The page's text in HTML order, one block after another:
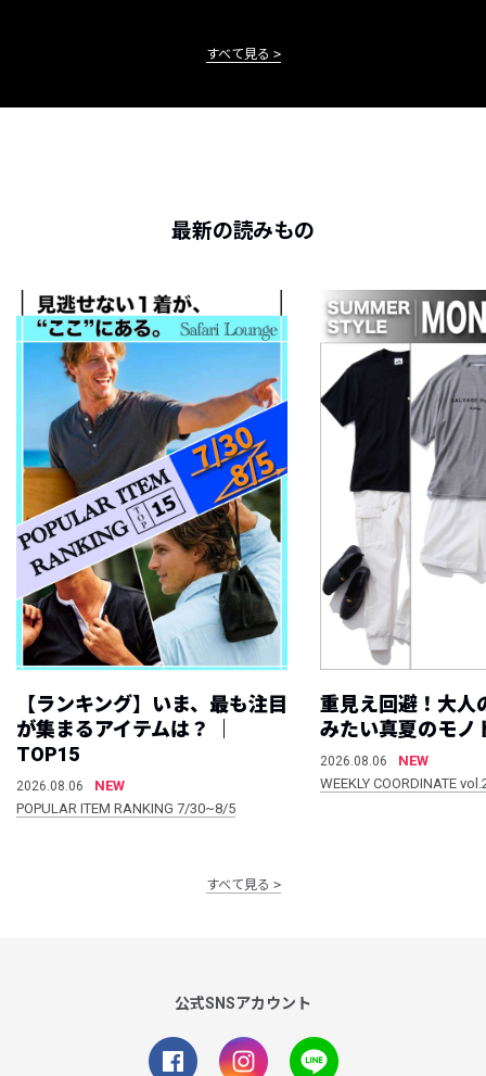
すべて見る
最新の読みもの
【ランキング】いま、最も注目
が集まるアイテムは？ ｜
TOP15
2026.08.06
NEW
POPULAR ITEM RANKING 7/30~8/5
重見え回避！大人
みたい真夏のモノ
2026.08.06
NEW
WEEKLY COORDINATE
すべて見る
公式SNSアカウント